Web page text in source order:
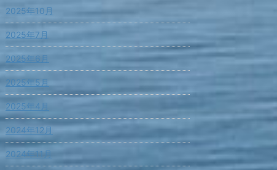
2025年10月
2025年7月
2025年6月
2025年5月
2025年4月
2024年12月
2024年11月